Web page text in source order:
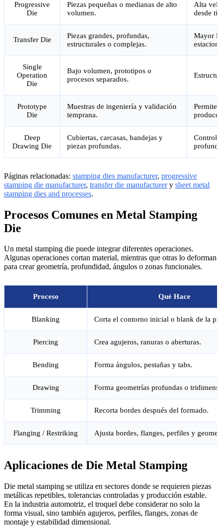
Progressive
Die
Piezas pequeñas o medianas de alto
volumen.
Alta
desde
Transfer Die
Piezas grandes, profundas,
estructurales o complejas.
Mayor
Single
Operation
Die
Bajo volumen, prototipos o
procesos separados.
Prototype
Die
Muestras de ingeniería y validación
temprana.
Permite
Deep
Drawing Die
Cubiertas, carcasas, bandejas y
piezas profundas.
Control
Páginas relacionadas: stamping dies manufacturer, progressive
stamping die manufacturer, transfer die manufacturery sheet metal
stamping dies and processes.
Procesos Comunes en Metal Stamping
Die
Un metal stamping die puede integrar diferentes operaciones.
Algunas operaciones cortan material, mientras que otras lo deforman
para crear geometría, profundidad, ángulos o zonas funcionales.
Proceso Qué Hace
Blanking Corta el contorno inicial o blank de la
Piercing Crea agujeros, ranuras o aberturas.
Bending Forma ángulos, pestañas y tabs.
Drawing Forma geometrías profundas o
Trimming Recorta bordes después del formado.
Flanging / Restriking Ajusta bordes, flanges, perfiles y
Aplicaciones de Die Metal Stamping
Die metal stamping se utiliza en sectores donde se requieren piezas
metálicas repetibles, tolerancias controladas y producción estable.
En la industria automotriz, el troquel debe considerar no solo la
forma visual, sino también agujeros, perfiles, flanges, zonas de
montaje y estabilidad dimensional.